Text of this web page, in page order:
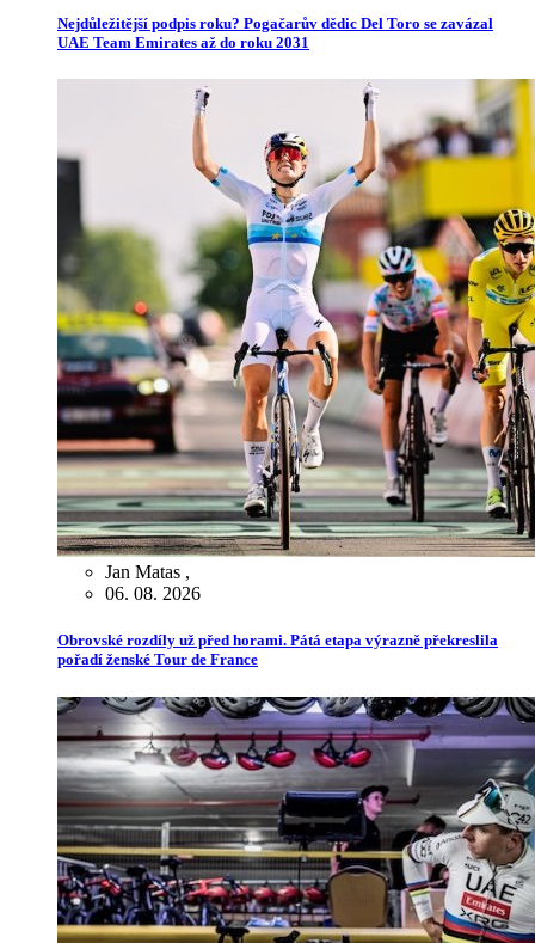
Nejdůležitější podpis roku? Pogačarův dědic Del Toro se zavázal
UAE Team Emirates až do roku 2031
Jan Matas ,
06. 08. 2026
Obrovské rozdíly už před horami. Pátá etapa výrazně překreslila
pořadí ženské Tour de France